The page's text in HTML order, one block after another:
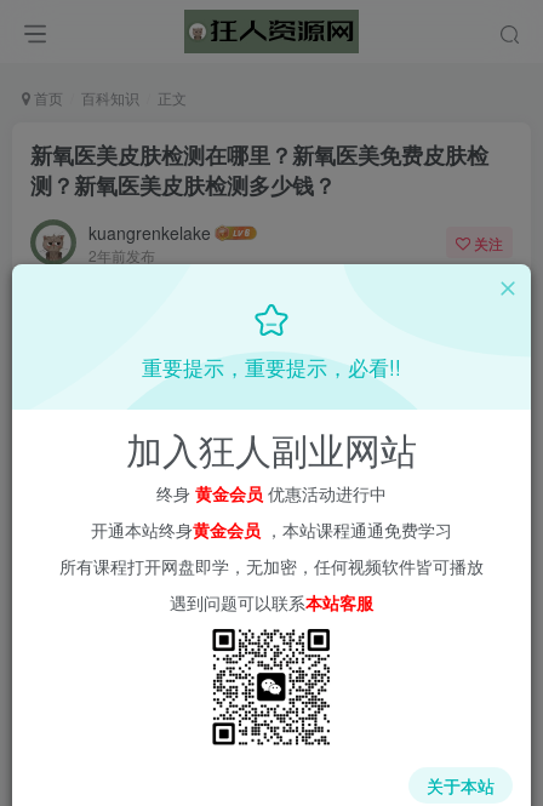
首页 百科知识 正文
新氧医美皮肤检测在哪里？新氧医美免费皮肤检
测？新氧医美皮肤检测多少钱？
kuangrenkelake
2年前发布
关注
链接进入本站首页：
重要提示，重要提示，必看!!
加入狂人副业网站
终身 黄金会员 优惠活动进行中
开通本站终身黄金会员 ，本站课程通通免费学习
所有课程打开网盘即学，无加密，任何视频软件皆可播放
遇到问题可以联系本站客服
关于本站